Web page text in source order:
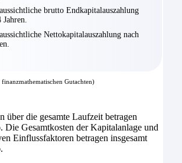
brutto Endkapitalauszahlung
Nettokapitalauszahlung nach
Gutachten)
über die gesamte Laufzeit betragen
Die Gesamtkosten der Kapitalanlage und
Einflussfaktoren betragen insgesamt